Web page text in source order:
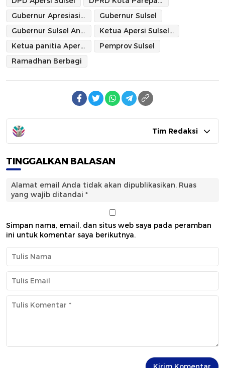
Gubernur Apresiasi Apersi
Gubernur Sulsel
Gubernur Sulsel Andi Sudirman Sulaiman
Ketua Apersi Sulsel Ir H Yasser Latief
Ketua panitia Apersi Andi Asbullah Akib
Pemprov Sulsel
Ramadhan Berbagi
Tim Redaksi
TINGGALKAN BALASAN
Alamat email Anda tidak akan dipublikasikan. Ruas
yang wajib ditandai *
Simpan nama, email, dan situs web saya pada peramban
ini untuk komentar saya berikutnya.